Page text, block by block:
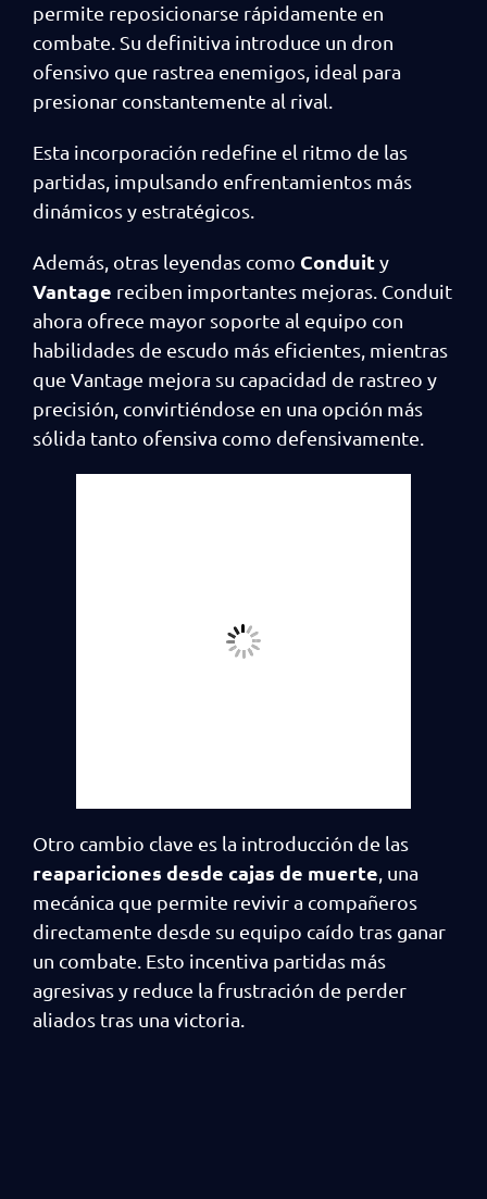
permite reposicionarse rápidamente en
combate. Su definitiva introduce un dron
ofensivo que rastrea enemigos, ideal para
presionar constantemente al rival.
Esta incorporación redefine el ritmo de las
partidas, impulsando enfrentamientos más
dinámicos y estratégicos.
Además, otras leyendas como Conduity
Vantage reciben importantes mejoras. Conduit
ahora ofrece mayor soporte al equipo con
habilidades de escudo más eficientes, mientras
que Vantage mejora su capacidad de rastreo y
precisión, convirtiéndose en una opción más
sólida tanto ofensiva como defensivamente.
Otro cambio clave es la introducción de las
reapariciones desde cajas de muerte , una
mecánica que permite revivir a compañeros
directamente desde su equipo caído tras ganar
un combate. Esto incentiva partidas más
agresivas y reduce la frustración de perder
aliados tras una victoria.